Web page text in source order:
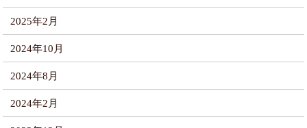
2025年2月
2024年10月
2024年8月
2024年2月